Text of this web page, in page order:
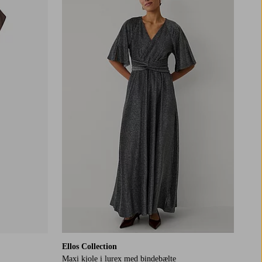
Ellos Collection
Maxi kjole i lurex med bindebælte